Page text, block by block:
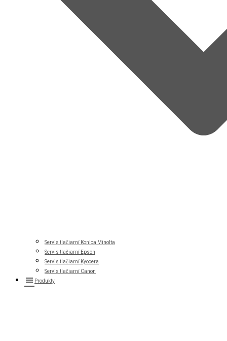
Servis tlačiarní Konica Minolta
Servis tlačiarní Epson
Servis tlačiarní Kyocera
Servis tlačiarní Canon
Produkty